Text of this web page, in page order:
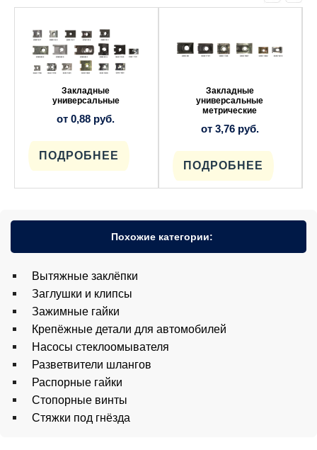
Закладные
универсальные
от0,88 руб.
ПОДРОБНЕЕ
товар
имеет
несколько
вариаций.
Опции
странице
товара.
Закладные
универсальные
метрические
от 3,76 руб.
ПОДРОБНЕЕ
несколько
вариаций.
странице
Похожие категории:
Вытяжные заклёпки
Заглушки и клипсы
Зажимные гайки
Крепёжные детали для автомобилей
Насосы стеклоомывателя
Разветвители шлангов
Распорные гайки
Стопорные винты
Стяжки под гнёзда